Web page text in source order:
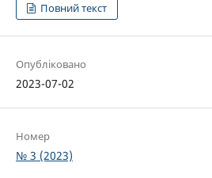
Повний текст
Опубліковано
2023-07-02
Номер
№ 3 (2023)